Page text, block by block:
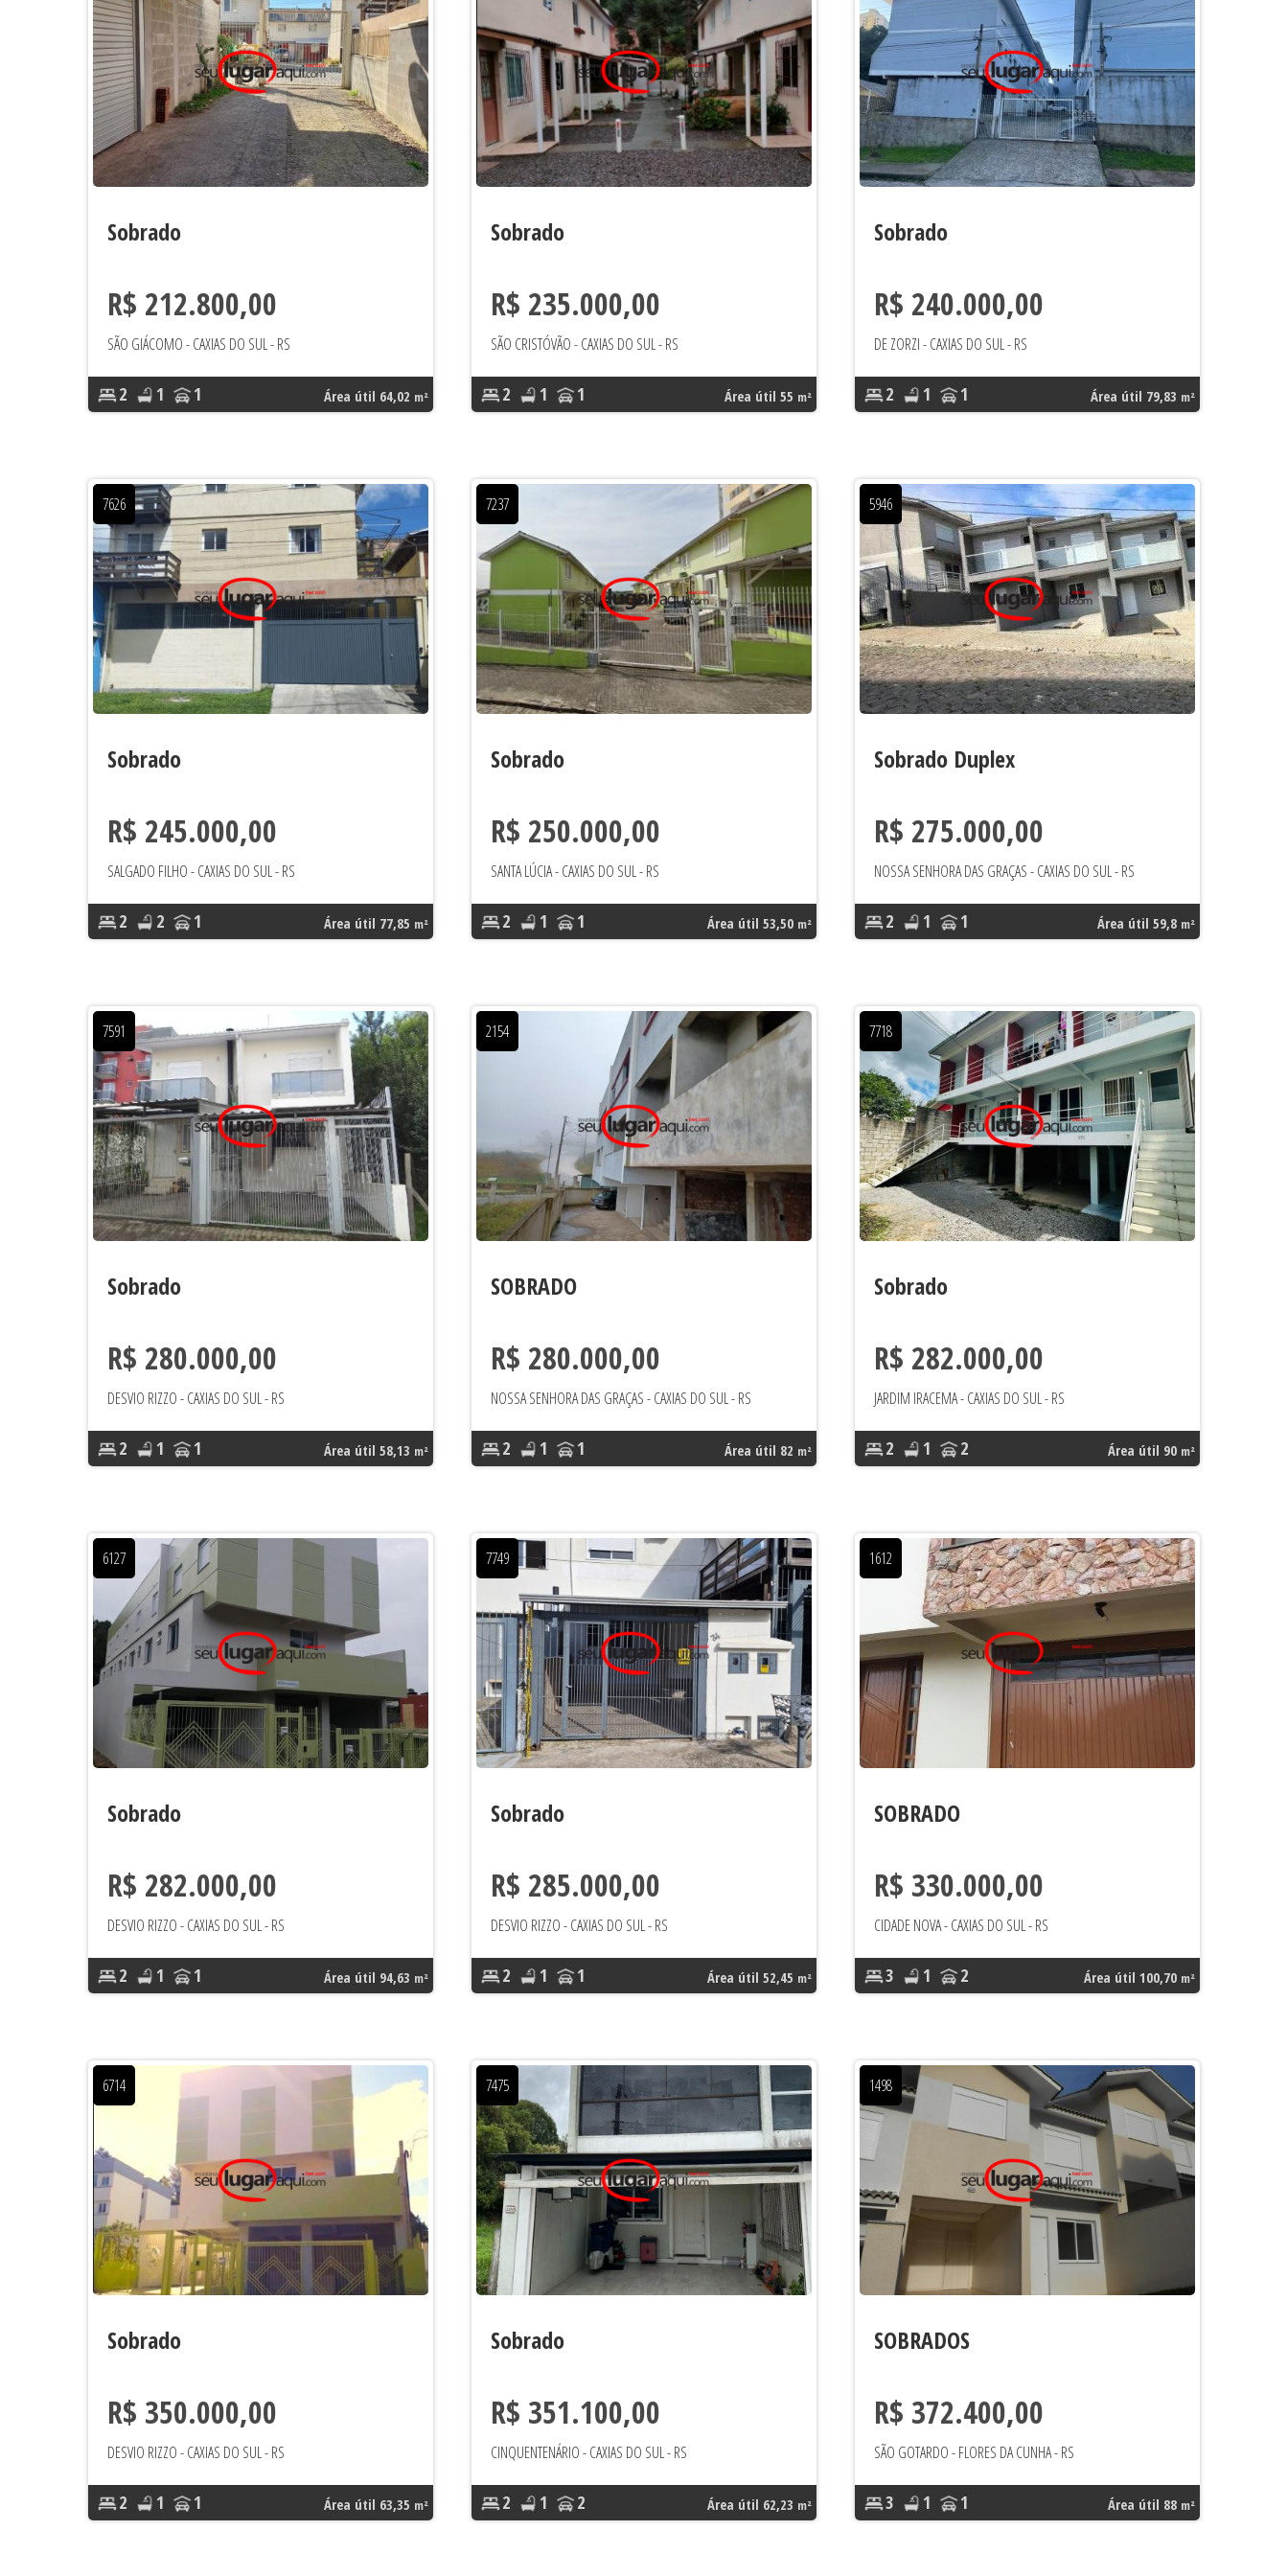
Sobrado
R$ 212.800,00
SÃO GIÁCOMO - CAXIAS DO SUL - RS
2 1 1 Área útil 64,02 m²
Sobrado
R$ 235.000,00
SÃO CRISTÓVÃO - CAXIAS DO SUL - RS
2 1 1 Área útil 55 m²
Sobrado
R$ 240.000,00
DE ZORZI - CAXIAS DO SUL - RS
2 1 1 Área útil 79,83 m²
7626
Sobrado
R$ 245.000,00
SALGADO FILHO - CAXIAS DO SUL - RS
2 2 1 Área útil 77,85 m²
7237
Sobrado
R$ 250.000,00
SANTA LÚCIA - CAXIAS DO SUL - RS
2 1 1 Área útil 53,50 m²
5946
Sobrado Duplex
R$ 275.000,00
NOSSA SENHORA DAS GRAÇAS - CAXIAS DO SUL - RS
2 1 1 Área útil 59,8 m²
7591
Sobrado
R$ 280.000,00
DESVIO RIZZO - CAXIAS DO SUL - RS
2 1 1 Área útil 58,13 m²
2154
SOBRADO
R$ 280.000,00
NOSSA SENHORA DAS GRAÇAS - CAXIAS DO SUL - RS
2 1 1 Área útil 82 m²
7718
Sobrado
R$ 282.000,00
JARDIM IRACEMA - CAXIAS DO SUL - RS
2 1 2 Área útil 90 m²
6127
Sobrado
R$ 282.000,00
DESVIO RIZZO - CAXIAS DO SUL - RS
2 1 1 Área útil 94,63 m²
7749
Sobrado
R$ 285.000,00
DESVIO RIZZO - CAXIAS DO SUL - RS
2 1 1 Área útil 52,45 m²
1612
SOBRADO
R$ 330.000,00
CIDADE NOVA - CAXIAS DO SUL - RS
3 1 2 Área útil 100,70 m²
6714
Sobrado
R$ 350.000,00
DESVIO RIZZO - CAXIAS DO SUL - RS
2 1 1 Área útil 63,35 m²
7475
Sobrado
R$ 351.100,00
CINQUENTENÁRIO - CAXIAS DO SUL - RS
2 1 2 Área útil 62,23 m²
1498
SOBRADOS
R$ 372.400,00
SÃO GOTARDO - FLORES DA CUNHA - RS
3 1 1 Área útil 88 m²